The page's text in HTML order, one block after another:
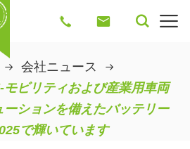
   
会社ニュース
モビリティおよび産業用車両
ションを備えたバッテリー
で輝いています